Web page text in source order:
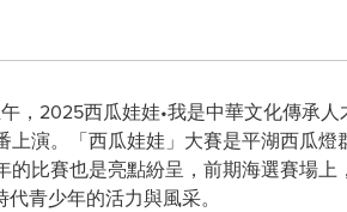
，2025西瓜娃娃•我是中華文化傳承
演。「西瓜娃娃」大賽是平湖西瓜
比賽也是亮點紛呈，前期海選賽場
青少年的活力與風采。